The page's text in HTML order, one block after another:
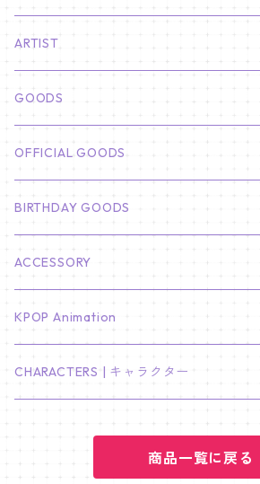
ARTIST
俳優
CHA EUN WOO
BTS
JIN
SEVENTEEN
S.COUPS
Stray Kids
バンチャン
TXT
ヨンジュン
ENHYPEN
NewJeans
GOODS
カレンダー
壁掛けカレンダー
フォトカードセット(60枚入り)
韓国語単語カード
プレミアム写真集
ステッカー&粘着メモ紙セット
キャンバスフレーム
OFFICIAL GOODS
LIGHT STICK
Light Stick Pouch
BT21
Stray Kids
MANIAC ENCORE
SKZOO
SKZ'S MAGIC SCHOOL
LE SSERAFIM
BIRTHDAY GOODS
01/01 WINTER
01/16 SEUNGKWAN
02/01 DOYOUNG
02/03 REI
ACCESSORY
PIERCE
EARRING
BRACELET
KPOP Animation
KPop Demon Hunters
CHARACTERS | キャラクター
マイメロディ My Melody
商品一覧に戻る